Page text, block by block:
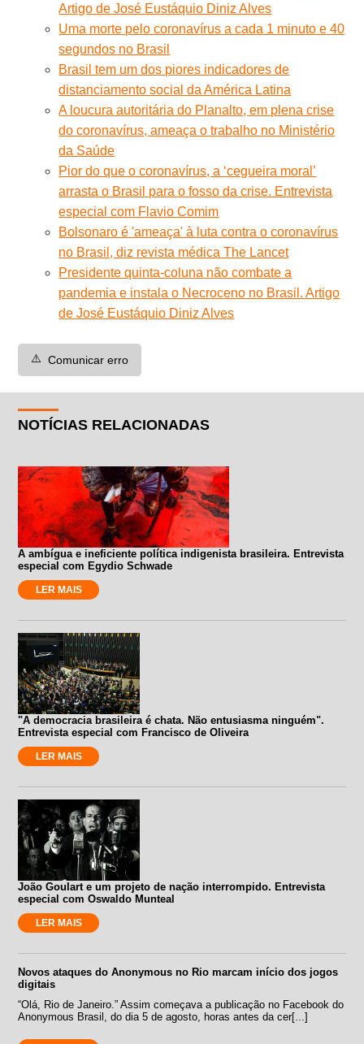
Artigo de José Eustáquio Diniz Alves
Uma morte pelo coronavírus a cada 1 minuto e 40
segundos no Brasil
Brasil tem um dos piores indicadores de
distanciamento social da América Latina
A loucura autoritária do Planalto, em plena crise
do coronavírus, ameaça o trabalho no Ministério
da Saúde
Pior do que o coronavírus, a ‘cegueira moral’
arrasta o Brasil para o fosso da crise. Entrevista
especial com Flavio Comim
Bolsonaro é 'ameaça' à luta contra o coronavírus
no Brasil, diz revista médica The Lancet
Presidente quinta-coluna não combate a
pandemia e instala o Necroceno no Brasil. Artigo
de José Eustáquio Diniz Alves
⚠️ Comunicar erro
NOTÍCIAS RELACIONADAS
A ambígua e ineficiente política indigenista brasileira. Entrevista
especial com Egydio Schwade
LER MAIS
"A democracia brasileira é chata. Não entusiasma ninguém".
Entrevista especial com Francisco de Oliveira
LER MAIS
João Goulart e um projeto de nação interrompido. Entrevista
especial com Oswaldo Munteal
LER MAIS
Novos ataques do Anonymous no Rio marcam início dos jogos
digitais
“Olá, Rio de Janeiro.” Assim começava a publicação no Facebook do
Anonymous Brasil, do dia 5 de agosto, horas antes da cer[...]